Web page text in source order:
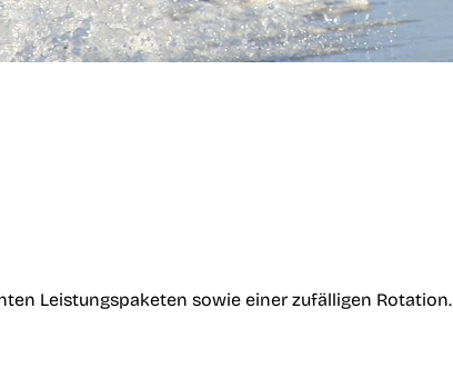
Leistungspaketen sowie einer zufälligen Rotation.